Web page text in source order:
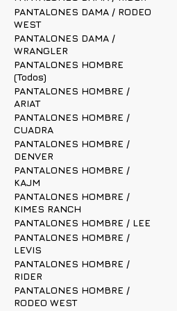
PANTALONES DAMA / RODEO
WEST
PANTALONES DAMA /
WRANGLER
PANTALONES HOMBRE
(Todos)
PANTALONES HOMBRE /
ARIAT
PANTALONES HOMBRE /
CUADRA
PANTALONES HOMBRE /
DENVER
PANTALONES HOMBRE /
KAJM
PANTALONES HOMBRE /
KIMES RANCH
PANTALONES HOMBRE / LEE
PANTALONES HOMBRE /
LEVIS
PANTALONES HOMBRE /
RIDER
PANTALONES HOMBRE /
RODEO WEST